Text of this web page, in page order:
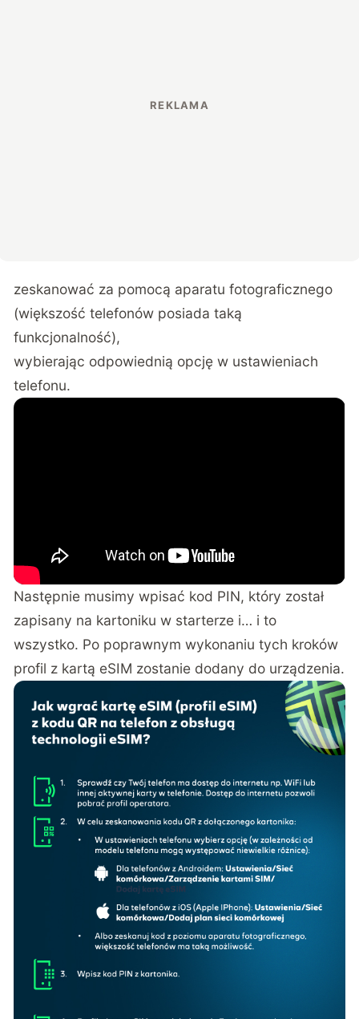
zeskanować za pomocą aparatu fotograficznego
(większość telefonów posiada taką
funkcjonalność),
wybierając odpowiednią opcję w ustawieniach
telefonu.
Następnie musimy wpisać kod PIN, który został
zapisany na kartoniku w starterze i… i to
wszystko. Po poprawnym wykonaniu tych kroków
profil z kartą eSIM zostanie dodany do urządzenia.